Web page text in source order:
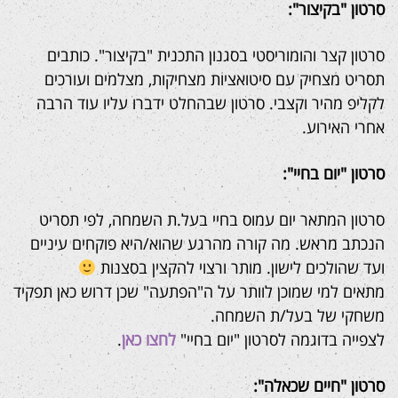
סרטון "בקיצור":
סרטון קצר והומוריסטי בסגנון התכנית "בקיצור". כותבים
תסריט מצחיק עם סיטואציות מצחיקות, מצלמים ועורכים
לקליפ מהיר וקצבי. סרטון שבהחלט ידברו עליו עוד הרבה
אחרי האירוע.
סרטון "יום בחיי":
סרטון המתאר יום עמוס בחיי בעל.ת השמחה, לפי תסריט
הנכתב מראש. מה קורה מהרגע שהוא/היא פוקחים עיניים
ועד שהולכים לישון. מותר ורצוי להקצין בסצנות
מתאים למי שמוכן לוותר על ה"הפתעה" שכן דרוש כאן תפקיד
משחקי של בעל/ת השמחה.
לצפייה בדוגמה לסרטון "יום בחיי" לחצו כאן.
סרטון "חיים שכאלה":